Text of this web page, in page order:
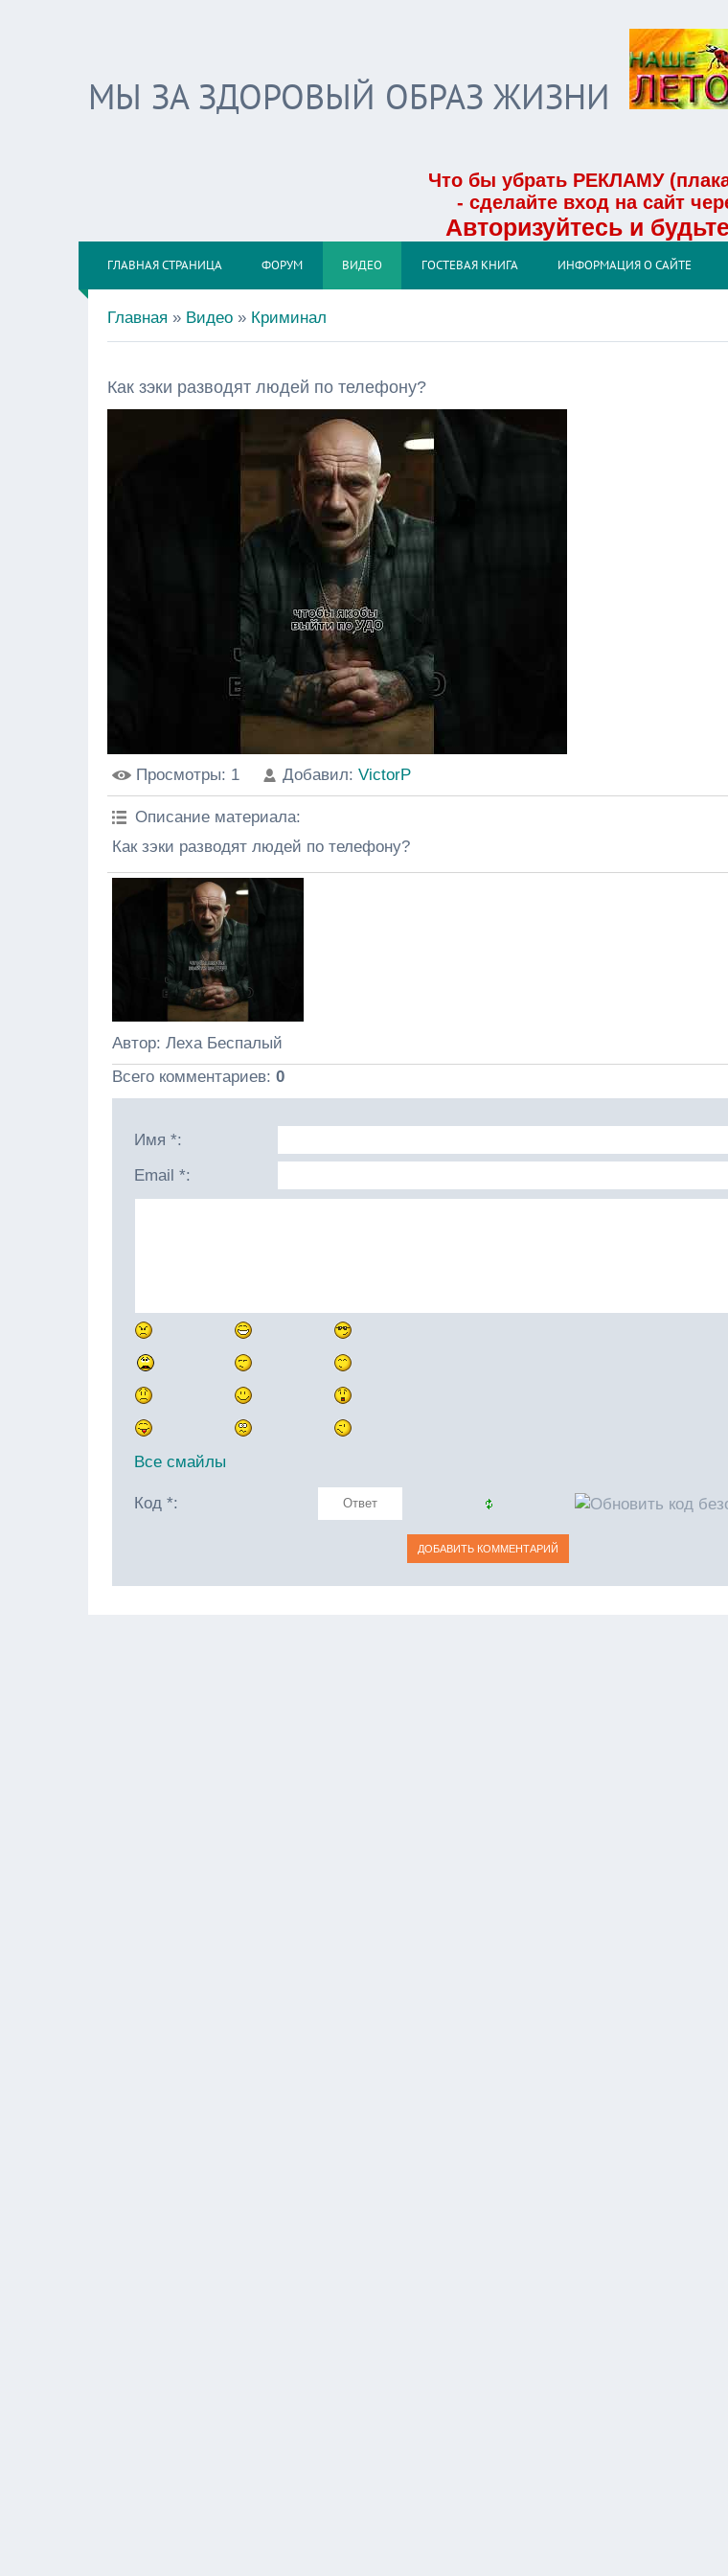
МЫ ЗА ЗДОРОВЫЙ ОБРАЗ ЖИЗНИ
Что бы убрать РЕКЛАМУ
- сделайте вход на сайт
Авторизуйтесь и
ГЛАВНАЯ СТРАНИЦА ФОРУМ ВИДЕО ГОСТЕВАЯ КНИГА ИНФОРМАЦИЯ О САЙТЕ
Главная » Видео » Криминал
Как зэки разводят людей по телефону?
Просмотры: 1 Добавил: VictorP
Описание материала:
Как зэки разводят людей по телефону?
Автор: Леха Беспалый
Всего комментариев: 0
Имя *:
Email *:
Все смайлы
Код *: